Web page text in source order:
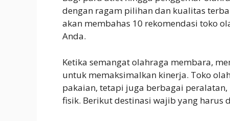
dengan ragam pilihan dan kualitas
akan membahas 10 rekomendasi toko
Anda.
Ketika semangat olahraga membara,
untuk memaksimalkan kinerja. Toko
pakaian, tetapi juga berbagai
fisik. Berikut destinasi wajib yang harus